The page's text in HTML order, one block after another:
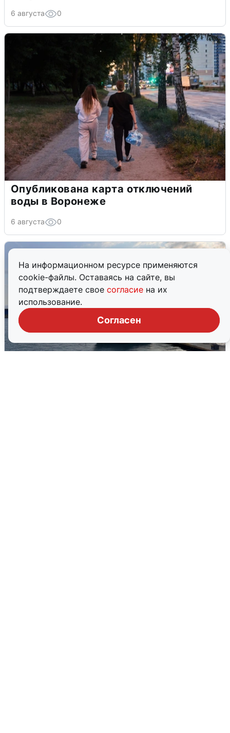
На информационном ресурсе применяются
cookie-файлы. Оставаясь на сайте, вы
подтверждаете свое согласие на их
использование.
Согласен
6 августа 0
Опубликована карта отключений
воды в Воронеже
6 августа 0